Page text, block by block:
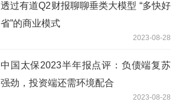
透过有道Q2财报聊聊垂类大模型 “多快好
省”的商业模式
2023-08-28
中国太保2023半年报点评：负债端复苏
强劲，投资端还需环境配合
2023-08-28